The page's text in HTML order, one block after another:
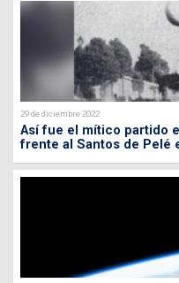
29 de diciembre 2022
Así fue el mítico partido
frente al Santos de Pelé